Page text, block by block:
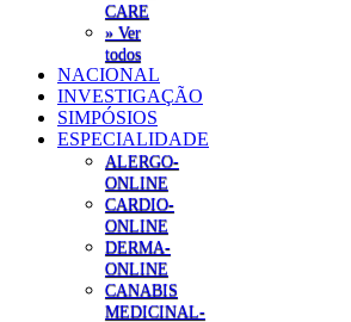
CARE
» Ver
todos
NACIONAL
INVESTIGAÇÃO
SIMPÓSIOS
ESPECIALIDADE
ALERGO-
ONLINE
CARDIO-
ONLINE
DERMA-
ONLINE
CANABIS
MEDICINAL-